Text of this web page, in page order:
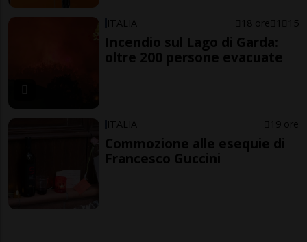
ITALIA 18 ore 1 15
Incendio sul Lago di Garda:
oltre 200 persone evacuate
ITALIA 19 ore
Commozione alle esequie di
Francesco Guccini